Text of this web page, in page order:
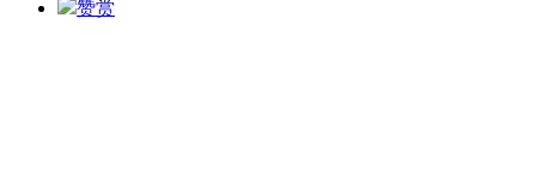
赞赏